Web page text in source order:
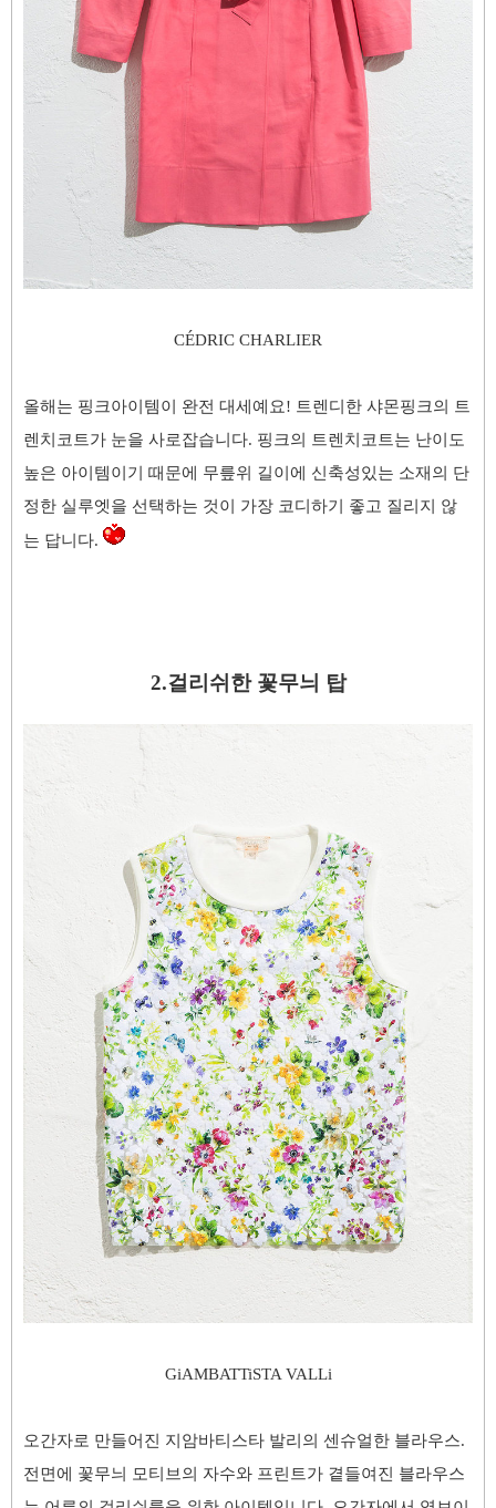
CÉDRIC CHARLIER
올해는 핑크아이템이 완전 대세예요! 트렌디한 샤몬핑크의 트
렌치코트가 눈을 사로잡습니다. 핑크의 트렌치코트는 난이도
높은 아이템이기 때문에 무릎위 길이에 신축성있는 소재의 단
정한 실루엣을 선택하는 것이 가장 코디하기 좋고 질리지 않
는 답니다.
2.걸리쉬한 꽃무늬 탑
GiAMBATTiSTA VALLi
오간자로 만들어진 지암바티스타 발리의 센슈얼한 블라우스.
전면에
꽃무늬 모티브의 자수와 프린트가 곁들여진 블라우스